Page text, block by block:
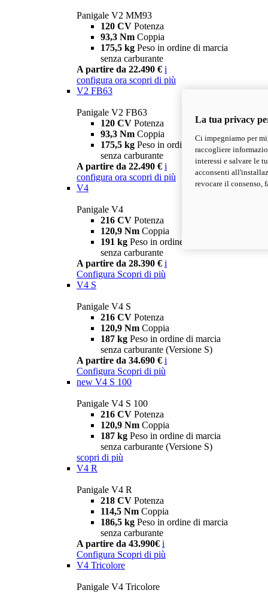
Panigale V2 MM93
120 CV Potenza
93,3 Nm Coppia
175,5 kg Peso in ordine di marcia
senza carburante
A partire da 22.490 € i
configura ora scopri di più
V2 FB63
Panigale V2 FB63
120 CV Potenza
93,3 Nm Coppia
175,5 kg Peso in ordine di marcia
senza carburante
A partire da 22.490 € i
configura ora scopri di più
V4
Panigale V4
216 CV Potenza
120,9 Nm Coppia
191 kg Peso in ordine di marcia
senza carburante
A partire da 28.390 € i
Configura Scopri di più
V4 S
Panigale V4 S
216 CV Potenza
120,9 Nm Coppia
187 kg Peso in ordine di marcia
senza carburante (Versione S)
A partire da 34.690 € i
Configura Scopri di più
new V4 S 100
Panigale V4 S 100
216 CV Potenza
120,9 Nm Coppia
187 kg Peso in ordine di marcia
senza carburante (Versione S)
scopri di più
V4 R
Panigale V4 R
218 CV Potenza
114,5 Nm Coppia
186,5 kg Peso in ordine di marcia
senza carburante
A partire da 43.990€ i
Configura Scopri di più
V4 Tricolore
Panigale V4 Tricolore
La tua privacy
Ci impegniamo per
raccogliere
interessi e salvare le
acconsenti
revocare il consenso,